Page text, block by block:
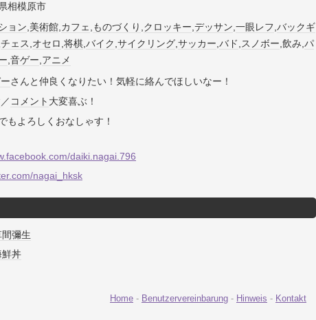
相模原市
ョン,美術館,カフェ,ものづくり ,クロッキー,デッサン,一眼レフ,バックギ
チェス,オセロ,将棋,バイク,サイクリング,サッカー,バド,スノボー,飲み,パ
,音ゲー,アニメ
さんと仲良くなりたい！気軽に絡んでほしいなー！
／ コメント 大変喜ぶ！
もよろしくおなしゃす！
daiki.nagai.796
nagai_hksk
間彌生
鮮丼
Home - Benutzervereinbarung - Hinweis - Kontakt